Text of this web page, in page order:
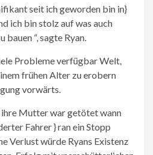
seit ich geworden bin in}
ich bin stolz auf was auch
bauen “, sagte Ryan.
Probleme verfügbar Welt,
frühen Alter zu erobern
vorwärts.
ihre Mutter war getötet wann
Fahrer } ran ein Stopp
Verlust würde Ryans Existenz